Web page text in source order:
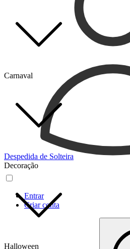
Carnaval
Despedida de Solteira
Decoração
Halloween
Entrar
Criar conta